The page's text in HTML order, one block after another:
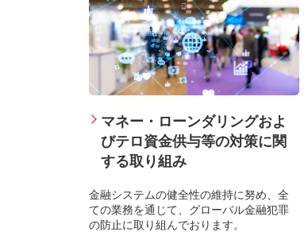
マネー・ローンダリングおよ
びテロ資金供与等の対策に関
する取り組み
金融システムの健全性の維持に努め、全
ての業務を通じて、グローバル金融犯罪
の防止に取り組んでおります。